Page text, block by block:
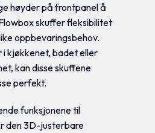
høyder på frontpanel å
skuffer fleksibilitet
oppbevaringsbehov.
i kjøkkenet, badet eller
kan disse skuffene
perfekt.
funksjonene til
den 3D-justerbare